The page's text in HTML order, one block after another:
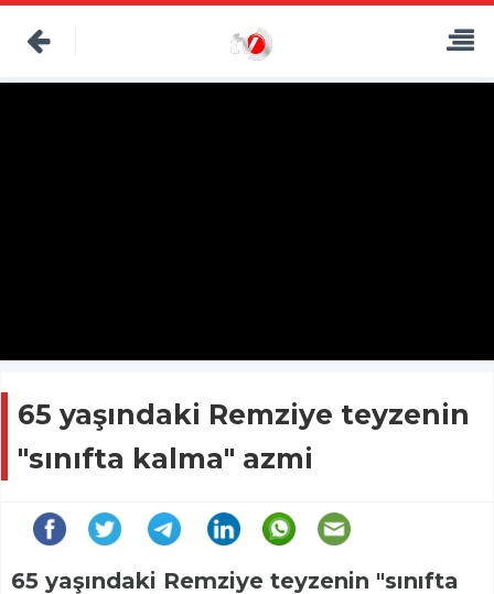
65 yaşındaki Remziye teyzenin
"sınıfta kalma" azmi
65 yaşındaki Remziye teyzenin "sınıfta